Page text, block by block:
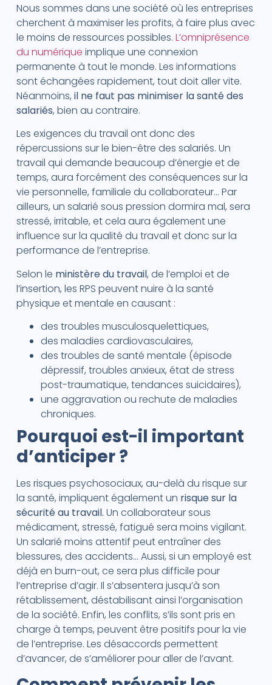
Nous sommes dans une société où les entreprises
cherchent à maximiser les profits, à faire plus avec
le moins de ressources possibles. L’omniprésence
du numérique implique une connexion
permanente à tout le monde. Les informations
sont échangées rapidement, tout doit aller vite.
Néanmoins, il ne faut pas minimiser la santé des
salariés, bien au contraire.
Les exigences du travail ont donc des
répercussions sur le bien-être des salariés. Un
travail qui demande beaucoup d’énergie et de
temps, aura forcément des conséquences sur la
vie personnelle, familiale du collaborateur… Par
ailleurs, un salarié sous pression dormira mal, sera
stressé, irritable, et cela aura également une
influence sur la qualité du travail et donc sur la
performance de l’entreprise.
Selon le ministère du travail, de l’emploi et de
l’insertion, les RPS peuvent nuire à la santé
physique et mentale en causant :
des troubles musculosquelettiques,
des maladies cardiovasculaires,
des troubles de santé mentale (épisode
dépressif, troubles anxieux, état de stress
post-traumatique, tendances suicidaires),
une aggravation ou rechute de maladies
chroniques.
Pourquoi est-il important
d’anticiper ?
Les risques psychosociaux, au-delà du risque sur
la santé, impliquent également un risque sur la
sécurité au travail. Un collaborateur sous
médicament, stressé, fatigué sera moins vigilant.
Un salarié moins attentif peut entraîner des
blessures, des accidents… Aussi, si un employé est
déjà en burn-out, ce sera plus difficile pour
l’entreprise d’agir. Il s’absentera jusqu’à son
rétablissement, déstabilisant ainsi l’organisation
de la société. Enfin, les conflits, s’ils sont pris en
charge à temps, peuvent être positifs pour la vie
de l’entreprise. Les désaccords permettent
d’avancer, de s’améliorer pour aller de l’avant.